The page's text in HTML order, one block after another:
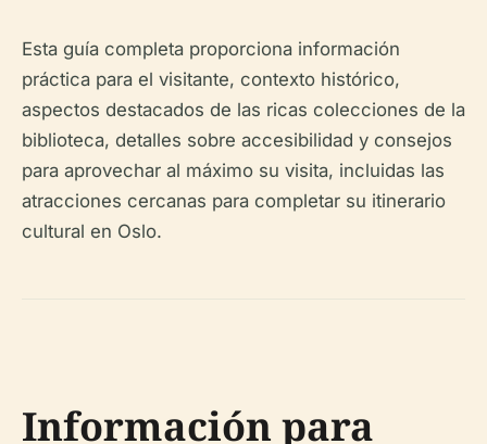
Esta guía completa proporciona información
práctica para el visitante, contexto histórico,
aspectos destacados de las ricas colecciones de la
biblioteca, detalles sobre accesibilidad y consejos
para aprovechar al máximo su visita, incluidas las
atracciones cercanas para completar su itinerario
cultural en Oslo.
Información para